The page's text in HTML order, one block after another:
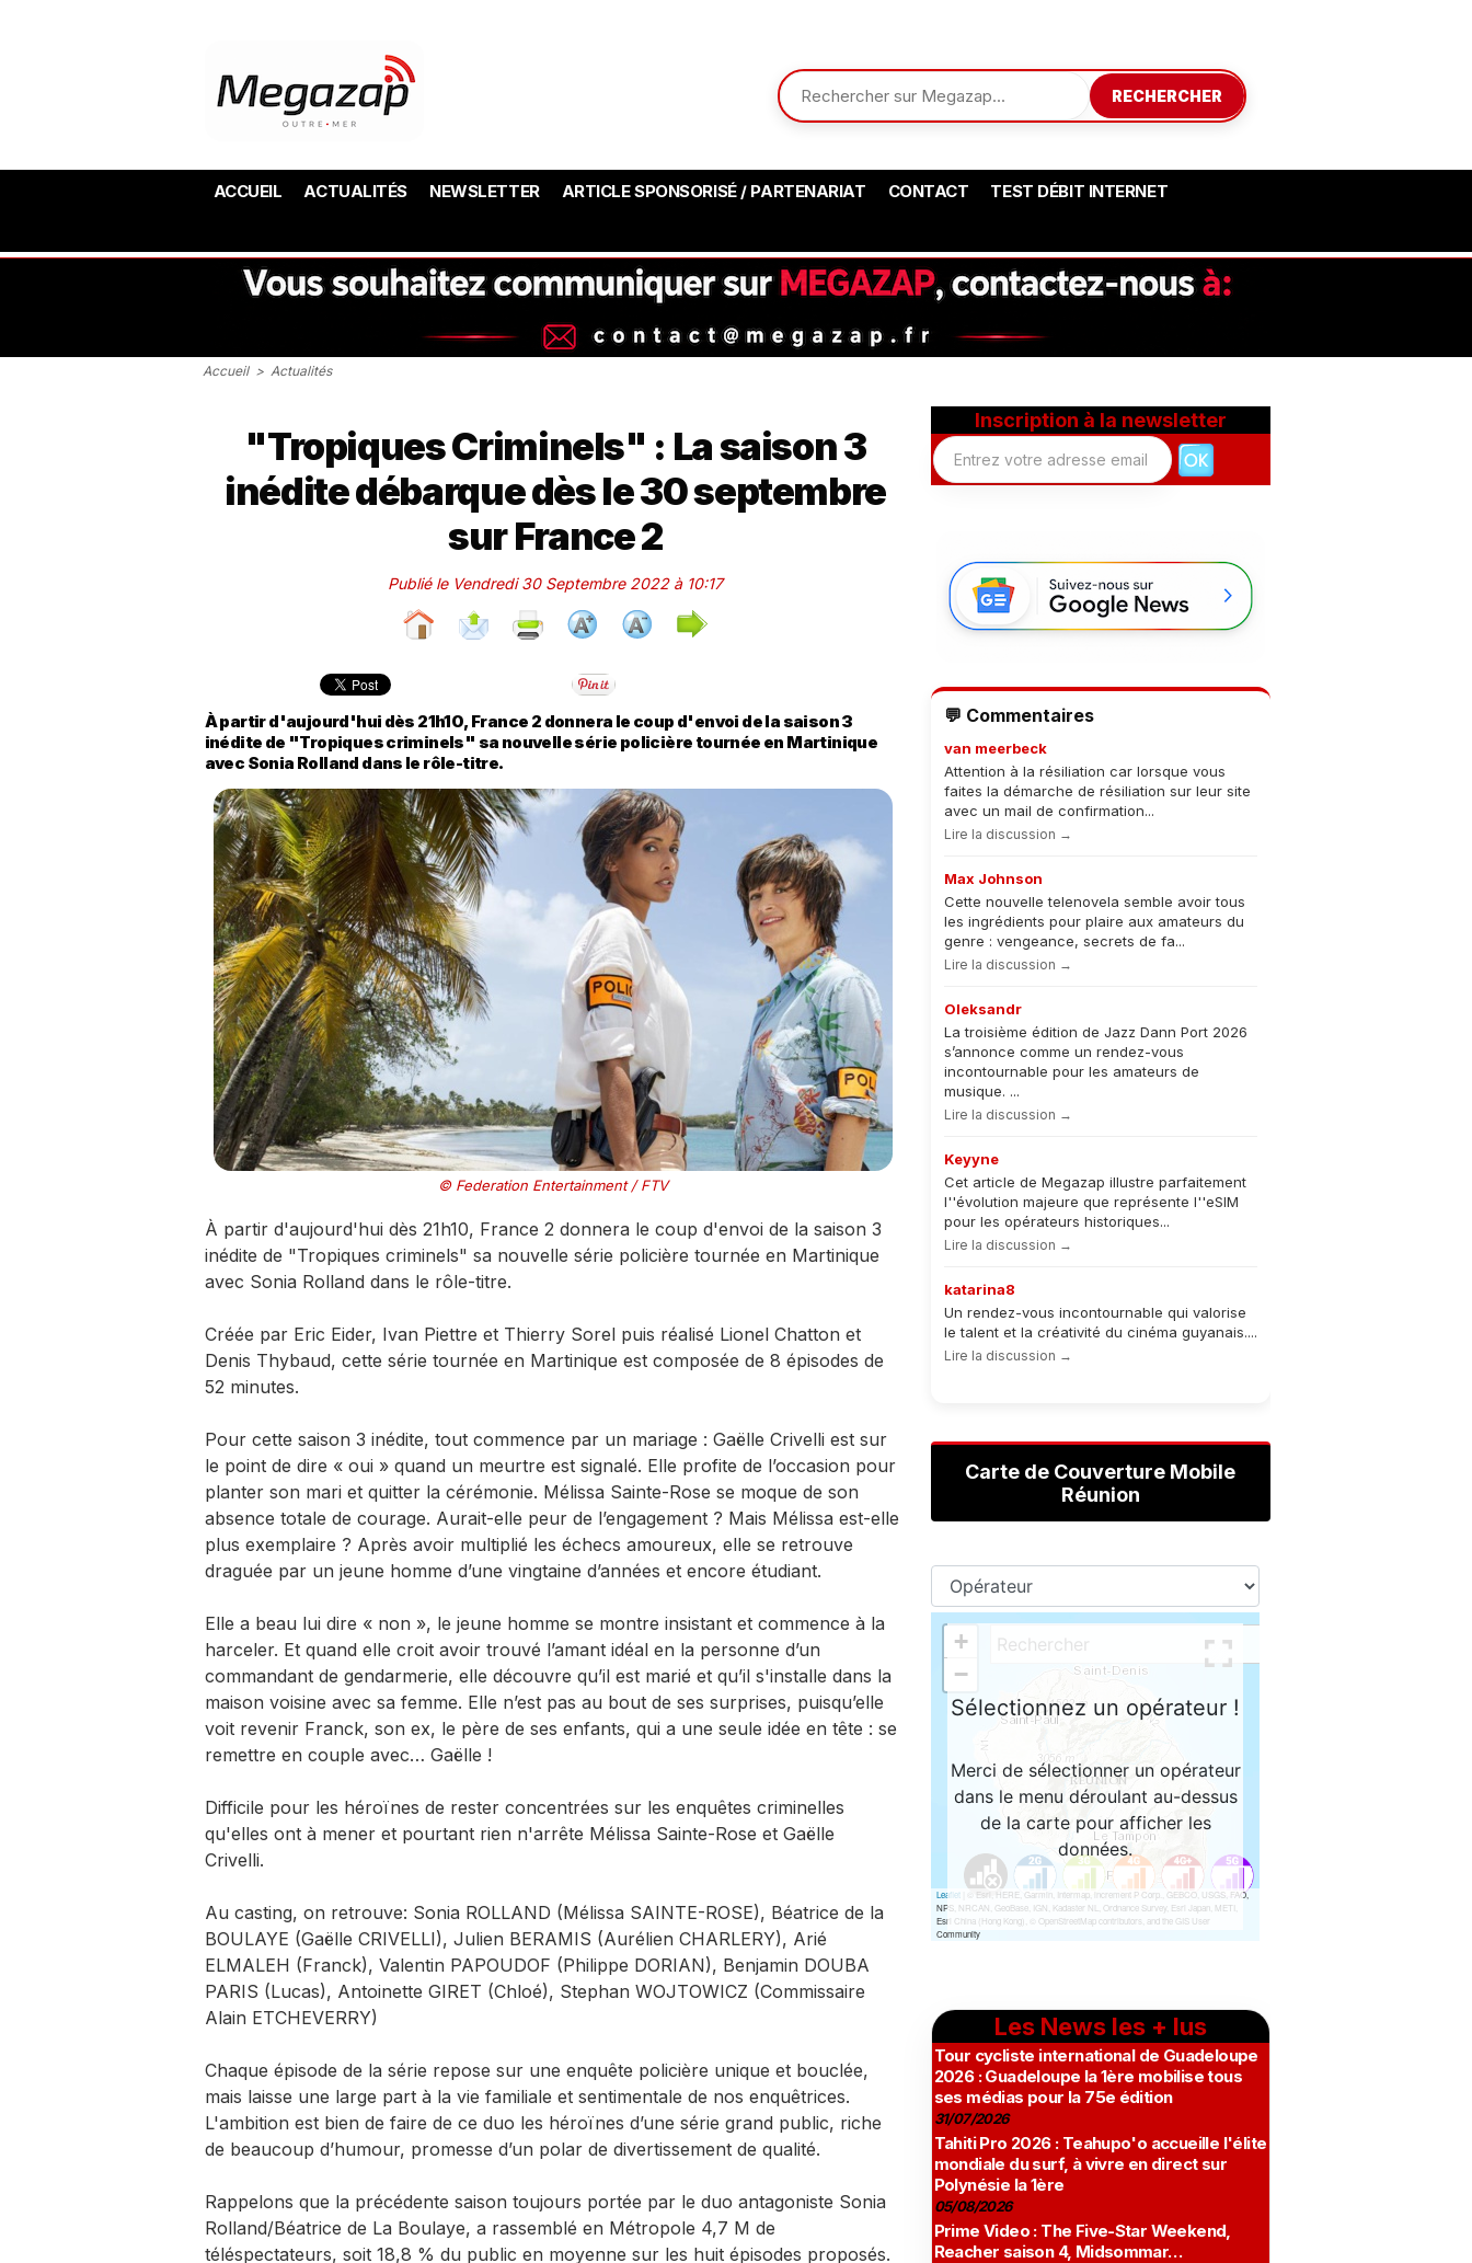
RECHERCHER
ACCUEIL ACTUALITÉS NEWSLETTER ARTICLE SPONSORISÉ / PARTENARIAT CONTACT TEST DÉBIT INTERNET
Accueil > Actualités
"Tropiques Criminels" : La saison 3
inédite débarque dès le 30 septembre
sur France 2
Publié le Vendredi 30 Septembre 2022 à 10:17
À partir d'aujourd'hui dès 21h10, France 2 donnera le coup d'envoi de la saison 3
inédite de "Tropiques criminels" sa nouvelle série policière tournée en Martinique
avec Sonia Rolland dans le rôle-titre.
© Federation Entertainment / FTV
À partir d'aujourd'hui dès 21h10, France 2 donnera le coup d'envoi de la saison 3
inédite de "Tropiques criminels" sa nouvelle série policière tournée en Martinique
avec Sonia Rolland dans le rôle-titre.
Créée par Eric Eider, Ivan Piettre et Thierry Sorel puis réalisé Lionel Chatton et
Denis Thybaud, cette série tournée en Martinique est composée de 8 épisodes de
52 minutes.
Pour cette saison 3 inédite, tout commence par un mariage : Gaëlle Crivelli est sur
le point de dire « oui » quand un meurtre est signalé. Elle profite de l’occasion pour
planter son mari et quitter la cérémonie. Mélissa Sainte-Rose se moque de son
absence totale de courage. Aurait-elle peur de l’engagement ? Mais Mélissa est-elle
plus exemplaire ? Après avoir multiplié les échecs amoureux, elle se retrouve
draguée par un jeune homme d’une vingtaine d’années et encore étudiant.
Elle a beau lui dire « non », le jeune homme se montre insistant et commence à la
harceler. Et quand elle croit avoir trouvé l’amant idéal en la personne d’un
commandant de gendarmerie, elle découvre qu’il est marié et qu’il s'installe dans la
maison voisine avec sa femme. Elle n’est pas au bout de ses surprises, puisqu’elle
voit revenir Franck, son ex, le père de ses enfants, qui a une seule idée en tête : se
remettre en couple avec… Gaëlle !
Difficile pour les héroïnes de rester concentrées sur les enquêtes criminelles
qu'elles ont à mener et pourtant rien n'arrête Mélissa Sainte-Rose et Gaëlle
Crivelli.
Au casting, on retrouve: Sonia ROLLAND (Mélissa SAINTE-ROSE), Béatrice de la
BOULAYE (Gaëlle CRIVELLI), Julien BERAMIS (Aurélien CHARLERY), Arié
ELMALEH (Franck), Valentin PAPOUDOF (Philippe DORIAN), Benjamin DOUBA
PARIS (Lucas), Antoinette GIRET (Chloé), Stephan WOJTOWICZ (Commissaire
Alain ETCHEVERRY)
Chaque épisode de la série repose sur une enquête policière unique et bouclée,
mais laisse une large part à la vie familiale et sentimentale de nos enquêtrices.
L'ambition est bien de faire de ce duo les héroïnes d’une série grand public, riche
de beaucoup d’humour, promesse d’un polar de divertissement de qualité.
Rappelons que la précédente saison toujours portée par le duo antagoniste Sonia
Rolland/Béatrice de La Boulaye, a rassemblé en Métropole 4,7 M de
téléspectateurs, soit 18,8 % du public en moyenne sur les huit épisodes proposés.
Inscription à la newsletter
💬 Commentaires
van meerbeck
Attention à la résiliation car lorsque vous
faites la démarche de résiliation sur leur site
avec un mail de confirmation...
Lire la discussion →
Max Johnson
Cette nouvelle telenovela semble avoir tous
les ingrédients pour plaire aux amateurs du
genre : vengeance, secrets de fa...
Lire la discussion →
Oleksandr
La troisième édition de Jazz Dann Port 2026
s’annonce comme un rendez-vous
incontournable pour les amateurs de
musique. ...
Lire la discussion →
Keyyne
Cet article de Megazap illustre parfaitement
l''évolution majeure que représente l''eSIM
pour les opérateurs historiques...
Lire la discussion →
katarina8
Un rendez-vous incontournable qui valorise
le talent et la créativité du cinéma guyanais....
Lire la discussion →
Carte de Couverture Mobile
Réunion
Les News les + lus
Tour cycliste international de Guadeloupe
2026 : Guadeloupe la 1ère mobilise tous
ses médias pour la 75e édition
31/07/2026
Tahiti Pro 2026 : Teahupo'o accueille l'élite
mondiale du surf, à vivre en direct sur
Polynésie la 1ère
05/08/2026
Prime Video : The Five-Star Weekend,
Reacher saison 4, Midsommar…